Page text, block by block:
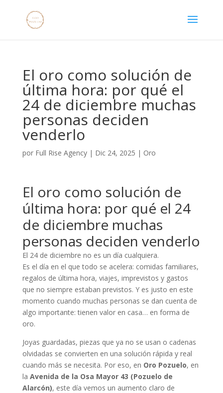
El oro como solución de
última hora: por qué el
24 de diciembre muchas
personas deciden
venderlo
por Full Rise Agency| Dic 24, 2025 | Oro
El oro como solución de
última hora: por qué el 24
de diciembre muchas
personas deciden venderlo
El 24 de diciembre no es un día cualquiera.
Es el día en el que todo se acelera: comidas familiares,
regalos de última hora, viajes, imprevistos y gastos
que no siempre estaban previstos. Y es justo en este
momento cuando muchas personas se dan cuenta de
algo importante: tienen valor en casa… en forma de
oro.
Joyas guardadas, piezas que ya no se usan o cadenas
olvidadas se convierten en una solución rápida y real
cuando más se necesita. Por eso, en Oro Pozuelo, en
la Avenida de la Osa Mayor 43 (Pozuelo de
Alarcón), este día vemos un aumento claro de